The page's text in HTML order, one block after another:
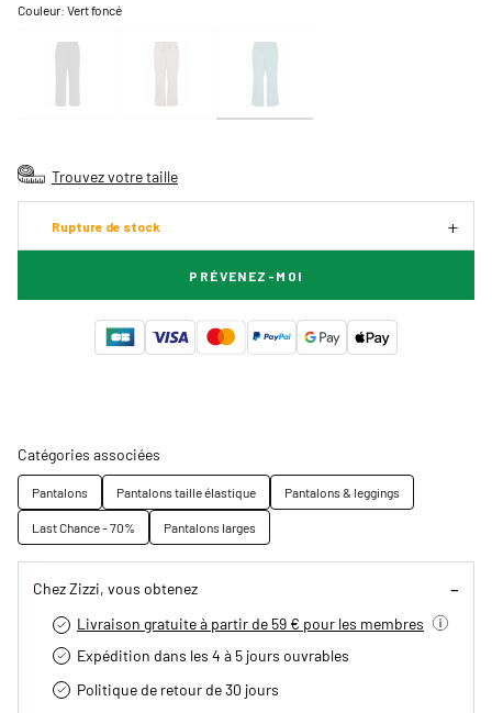
Couleur:Vert foncé
Trouvez votre taille
Rupture de stock
PRÉVENEZ-MOI
Catégories associées
Pantalons Pantalons taille élastique
Pantalons & leggings
Last Chance - 70%
Pantalons larges
Chez Zizzi, vous obtenez
Livraison gratuite à partir de 59 € pour les membres
Expédition dans les 4 à 5 jours ouvrables
Politique de retour de 30 jours